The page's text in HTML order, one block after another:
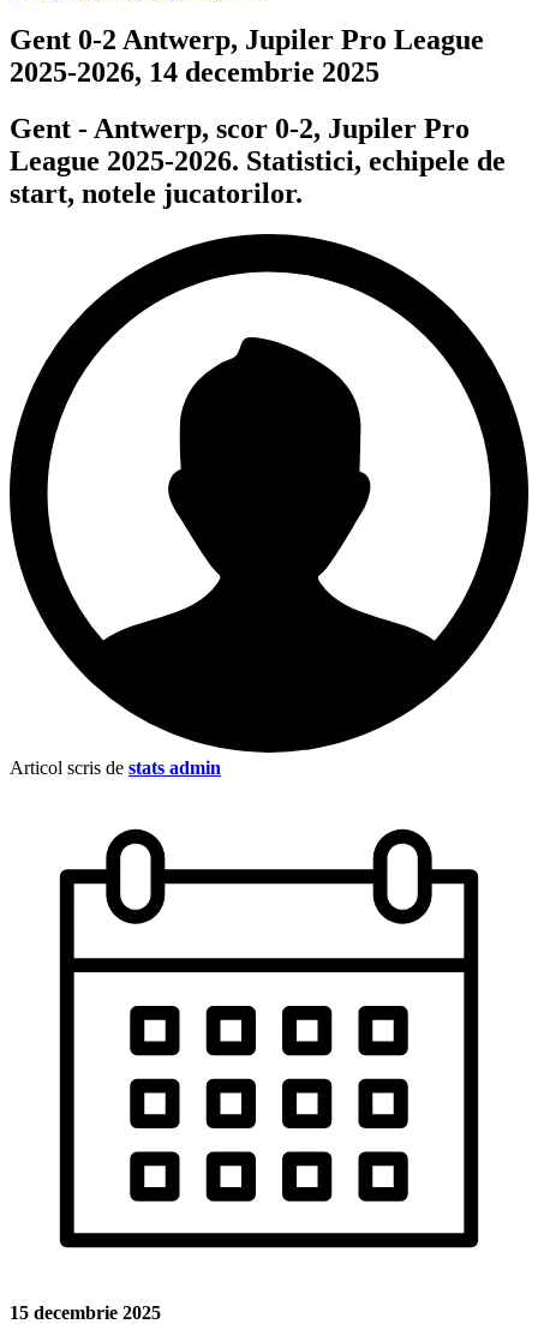
Gent 0-2 Antwerp, Jupiler Pro League
2025-2026, 14 decembrie 2025
Gent - Antwerp, scor 0-2, Jupiler Pro
League 2025-2026. Statistici, echipele de
start, notele jucatorilor.
Articol scris de stats admin
15 decembrie 2025